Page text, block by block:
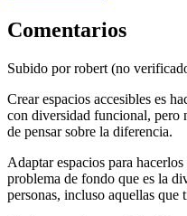
Comentarios
Subido porrobert (no
Crear espacios accesibles es
con diversidad funcional, pero
de pensar sobre la diferencia.
Adaptar espacios para
problema de fondo que es la
personas, incluso aquellas que